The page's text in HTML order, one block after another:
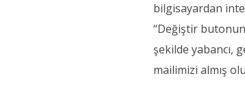
bilgisayardan
“Değiştir
şekilde yabancı,
mailimizi almış